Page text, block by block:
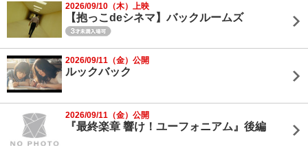
2026/09/10（木）上映
【抱っこdeシネマ】バックルームズ
2026/09/11（金）公開
ルックバック
2026/09/11（金）公開
『最終楽章 響け！ユーフォニアム』後編